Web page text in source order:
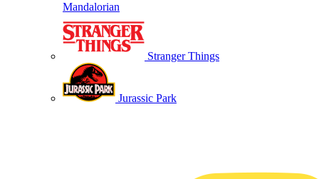
Mandalorian
Stranger Things
Jurassic Park